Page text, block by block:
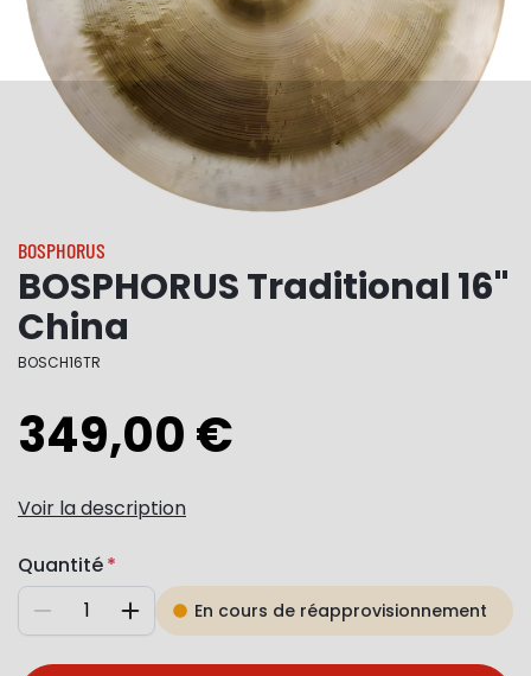
BOSPHORUS
BOSPHORUS Traditional 16"
China
BOSCH16TR
349,00 €
Voir la description
Quantité
Diminuer AugmenterEn cours de réapprovisionnement